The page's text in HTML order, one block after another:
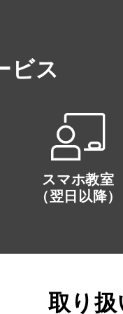
ビス
スマホ教室
（翌日以降）
取り